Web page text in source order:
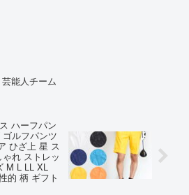
芸能人チーム
ハーフパン
ルフパンツ
ひざ上 星 ス
れ ストレッ
M L LL XL
的 柄 ギフト